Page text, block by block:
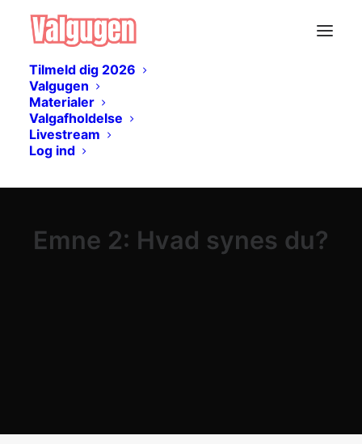
Tilmeld dig 2026
Valgugen
Materialer
Valgafholdelse
Livestream
Log ind
Emne 2: Hvad synes du?